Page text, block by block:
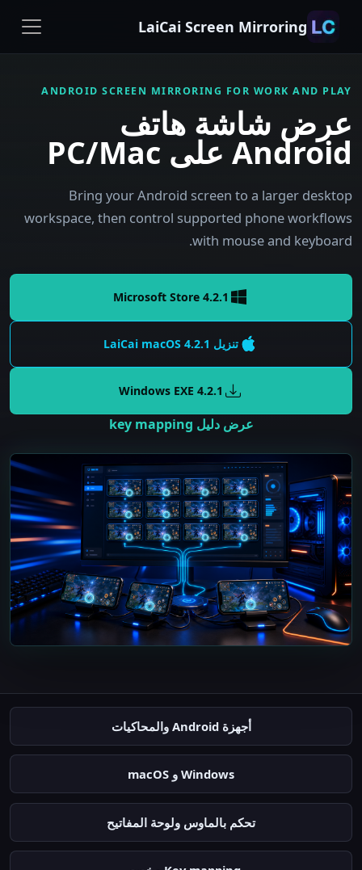
LaiCai Screen Mirroring
ANDROID SCREEN MIRRORING FOR WORK AND PLAY
عرض شاشة هاتف
Android على PC/Mac
Bring your Android screen to a larger desktop
workspace, then control supported phone workflows
with mouse and keyboard.
Microsoft Store 4.2.1
تنزيل LaiCai macOS 4.2.1
Windows EXE 4.2.1
عرض دليل key mapping
أجهزة Android والمحاكيات
Windows و macOS
تحكم بالماوس ولوحة المفاتيح